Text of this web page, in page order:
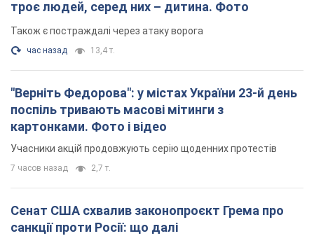
троє людей, серед них – дитина. Фото
Також є постраждалі через атаку ворога
час назад 13,4 т.
"Верніть Федорова": у містах України 23-й день
поспіль тривають масові мітинги з
картонками. Фото і відео
Учасники акцій продовжують серію щоденних протестів
7 часов назад 2,7 т.
Сенат США схвалив законопроєкт Грема про
санкції проти Росії: що далі